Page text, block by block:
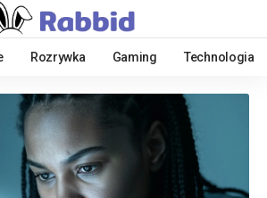
Rozrywka Gaming Technologia